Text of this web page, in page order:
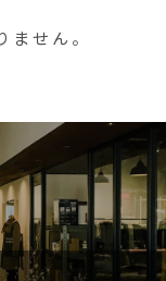
せん。